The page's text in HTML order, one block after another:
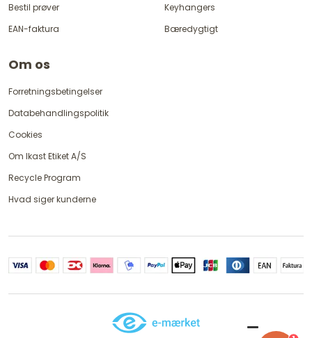
Bestil prøver
EAN-faktura
Keyhangers
Bæredygtigt
Om os
Forretningsbetingelser
Databehandlingspolitik
Cookies
Om Ikast Etiket A/S
Recycle Program
Hvad siger kunderne